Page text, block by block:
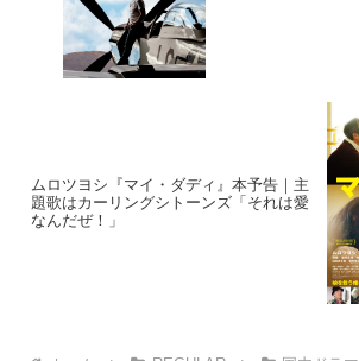
ムロツヨシ『マイ・ダディ』本予告｜主
題歌はカーリングシトーンズ「それは愛
なんだぜ！」